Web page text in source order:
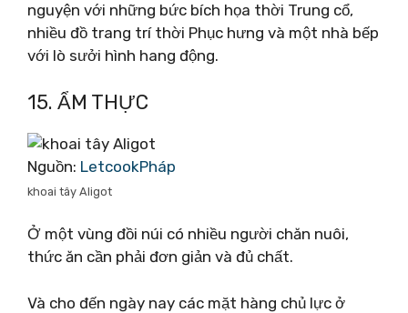
nguyện với những bức bích họa thời Trung cổ,
nhiều đồ trang trí thời Phục hưng và một nhà bếp
với lò sưởi hình hang động.
15. ẨM THỰC
Nguồn: LetcookPháp
khoai tây Aligot
Ở một vùng đồi núi có nhiều người chăn nuôi,
thức ăn cần phải đơn giản và đủ chất.
Và cho đến ngày nay các mặt hàng chủ lực ở